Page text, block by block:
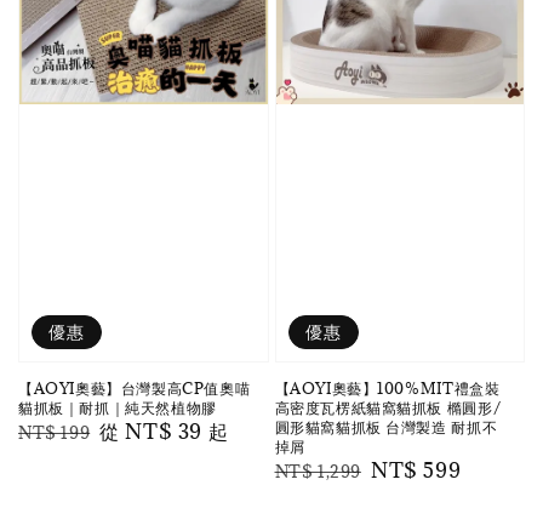
優惠
【AOYI奧藝】台灣製高CP值奧喵
貓抓板｜耐抓｜純天然植物膠
Regular
NT$ 199 Sale
從NT$ 39 起
優惠
【AOYI奧藝】100%MIT禮盒裝
高密度瓦楞紙貓窩貓抓板 橢圓形/
圓形貓窩貓抓板 台灣製造 耐抓不
掉屑
Regular
NT$ 1,299 Sale
NT$ 599